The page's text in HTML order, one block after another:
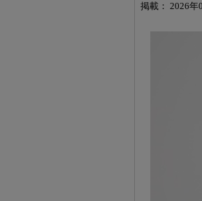
掲載： 2026年